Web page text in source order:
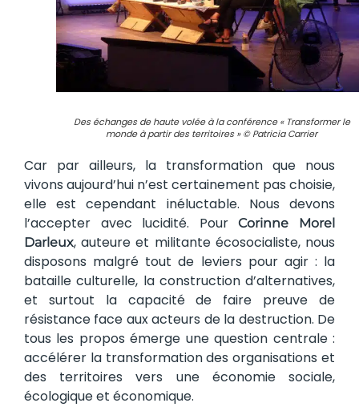
Des échanges de haute volée à la conférence « Transformer le
monde à partir des territoires » © Patricia Carrier
Car par ailleurs, la transformation que nous
vivons aujourd’hui n’est certainement pas choisie,
elle est cependant inéluctable. Nous devons
l’accepter avec lucidité. PourCorinne Morel
Darleux, auteure et militante écosocialiste, nous
disposons malgré tout de leviers pour agir : la
bataille culturelle, la construction d’alternatives,
et surtout la capacité de faire preuve de
résistance face aux acteurs de la destruction. De
tous les propos émerge une question centrale :
accélérer la transformation des organisations et
des territoires vers une économie sociale,
écologique et économique.